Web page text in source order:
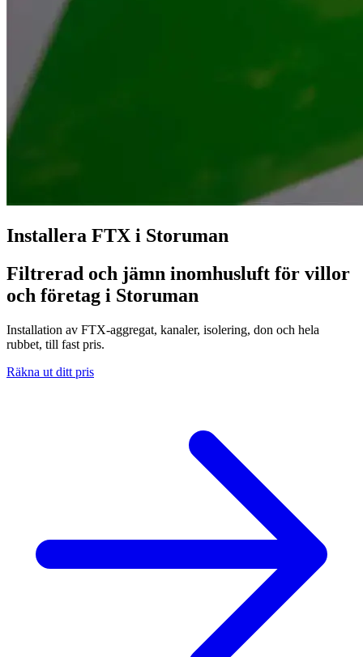
Installera FTX i Storuman
Filtrerad och jämn inomhusluft för villor
och företag i Storuman
Installation av FTX-aggregat, kanaler, isolering, don och hela
rubbet, till fast pris.
Räkna ut ditt pris